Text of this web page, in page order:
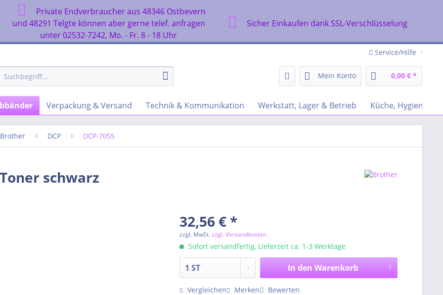
Private Endverbraucher aus 48346 Ostbevern
und 48291 Telgte können aber gerne telef. anfragen
unter 02532-7242, Mo. - Fr. 8 - 18 Uhr
Sicher Einkaufen dank SSL-Verschlüsselung
Service/Hilfe
Mein Konto 0,00 € *
Verpackung & Versand Technik & Kommunikation Werkstatt, Lager & Betrieb Küche, Hygiene &
Brother DCP DCP-7055
schwarz
32,56 € *
zzgl. MwSt.zzgl. Versandkosten
Sofort versandfertig, Lieferzeit ca. 1-3 Werktage
In den Warenkorb
Vergleichen Merken Bewerten